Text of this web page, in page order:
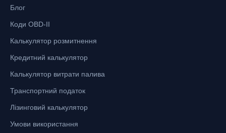
Блог
Коди OBD-II
Калькулятор розмитнення
Кредитний калькулятор
Калькулятор витрати палива
Транспортний податок
Лізинговий калькулятор
Умови використання